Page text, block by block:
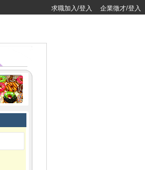
求職加入/登入 企業徵才/登入